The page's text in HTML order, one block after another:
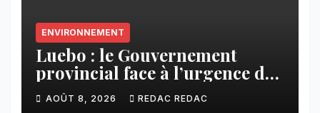
ENVIRONNEMENT
Luebo : le Gouvernement
provincial face à l’urgence des
érosions qui menacent la cité
AOÛT 8, 2026 REDAC REDAC